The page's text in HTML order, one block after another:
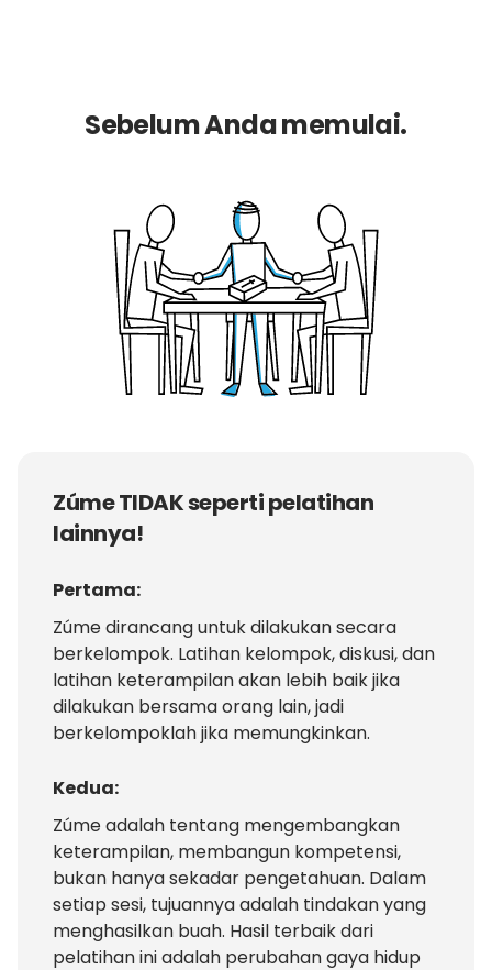
Sebelum Anda memulai.
Zúme TIDAK seperti pelatihan
lainnya!
Pertama:
Zúme dirancang untuk dilakukan secara
berkelompok. Latihan kelompok, diskusi, dan
latihan keterampilan akan lebih baik jika
dilakukan bersama orang lain, jadi
berkelompoklah jika memungkinkan.
Kedua:
Zúme adalah tentang mengembangkan
keterampilan, membangun kompetensi,
bukan hanya sekadar pengetahuan. Dalam
setiap sesi, tujuannya adalah tindakan yang
menghasilkan buah. Hasil terbaik dari
pelatihan ini adalah perubahan gaya hidup